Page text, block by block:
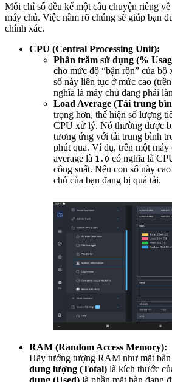
Mỗi chỉ số đều kể một câu chuyện riêng
máy chủ. Việc nắm rõ chúng sẽ giúp bạn
chính xác.
CPU (Central Processing Unit):
Phần trăm sử dụng (%
cho mức độ “bận rộn” của
số này liên tục ở mức cao
nghĩa là máy chủ đang phải
Load Average (Tải trung
trọng hơn, thể hiện số lượng
CPU xử lý. Nó thường được
tương ứng với tải trung bình
phút qua. Ví dụ, trên một
average là 1.0 có nghĩa là
công suất. Nếu con số này
chủ của bạn đang bị quá tải.
RAM (Random Access Memory):
Hãy tưởng tượng RAM như mặt bàn
dung lượng (Total) là kích thước
dụng (Used) là phần mặt bàn đang